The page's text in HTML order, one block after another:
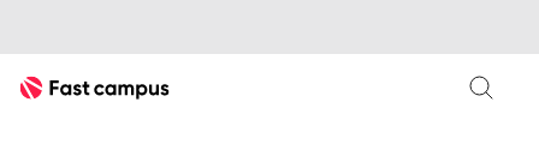
Fast Campus